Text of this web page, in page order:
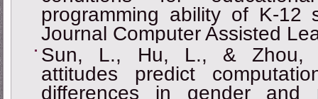
programming ability of K-12
Journal Computer Assisted
Sun, L., Hu, L., & Zhou,
attitudes predict
differences in gender and